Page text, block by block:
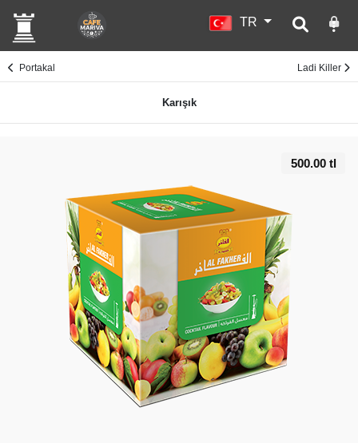
TR
Portakal Ladi Killer
Karışık
500.00 tl